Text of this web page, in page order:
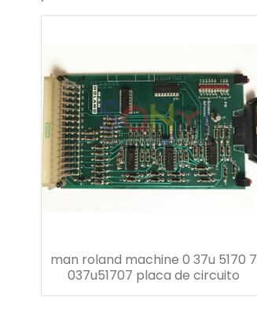
man roland machine 0 37u 5170 7
037u51707 placa de circuito